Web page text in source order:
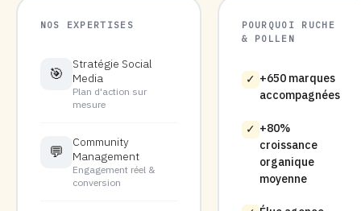
NOS EXPERTISES
🎯
Stratégie Social
Media
Plan d'action sur
mesure
💬
Community
Management
Engagement réel &
conversion
POURQUOI RUCHE
& POLLEN
✓ +650 marques
accompagnées
✓ +80%
croissance
organique
moyenne